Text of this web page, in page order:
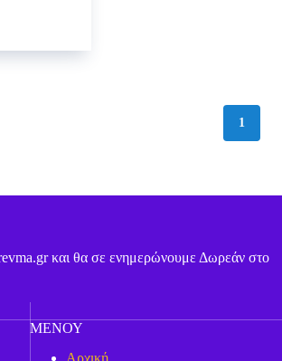
1
και θα σε ενημερώνουμε Δωρεάν στο
ΜΕΝΟΥ
Αρχική